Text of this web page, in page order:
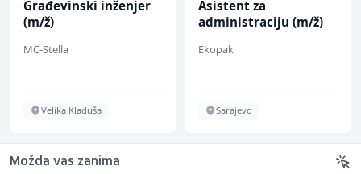
Građevinski inženjer
(m/ž)
MC-Stella
Velika Kladuša
Asistent za
administraciju (m/ž)
Ekopak
Sarajevo
Možda vas zanima